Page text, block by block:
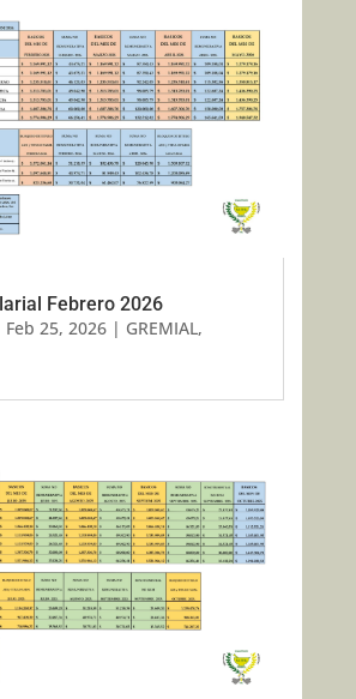
Febrero 2026
Feb 25, 2026| GREMIAL,